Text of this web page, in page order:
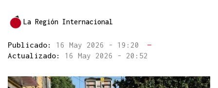
La Región Internacional
Publicado: 16 May 2026 - 19:20
—
Actualizado: 16 May 2026 - 20:52